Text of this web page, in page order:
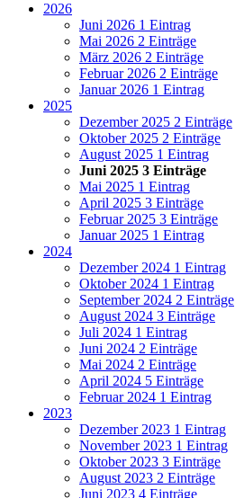
2026
Juni 2026 1 Eintrag
Mai 2026 2 Einträge
März 2026 2 Einträge
Februar 2026 2 Einträge
Januar 2026 1 Eintrag
2025
Dezember 2025 2 Einträge
Oktober 2025 2 Einträge
August 2025 1 Eintrag
Juni 2025 3 Einträge
Mai 2025 1 Eintrag
April 2025 3 Einträge
Februar 2025 3 Einträge
Januar 2025 1 Eintrag
2024
Dezember 2024 1 Eintrag
Oktober 2024 1 Eintrag
September 2024 2 Einträge
August 2024 3 Einträge
Juli 2024 1 Eintrag
Juni 2024 2 Einträge
Mai 2024 2 Einträge
April 2024 5 Einträge
Februar 2024 1 Eintrag
2023
Dezember 2023 1 Eintrag
November 2023 1 Eintrag
Oktober 2023 3 Einträge
August 2023 2 Einträge
Juni 2023 4 Einträge